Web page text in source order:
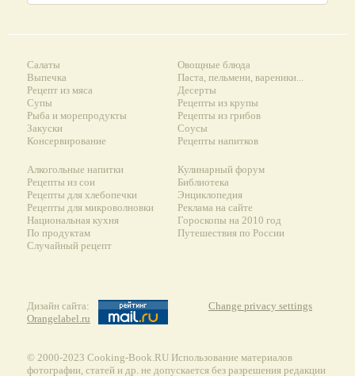
Салаты
Выпечка
Рецепт из мяса
Супы
Рыба и морепродукты
Закуски
Консервирование
Овощные блюда
Паста, пельмени, вареники...
Десерты
Рецепты из крупы
Рецепты из грибов
Соусы
Рецепты напитков
Алкогольные напитки
Рецепты из сои
Рецепты для хлебопечки
Рецепты для микроволновки
Национальная кухня
По продуктам
Случайный рецепт
Кулинарный форум
Библиотека
Энциклопедия
Реклама на сайте
Гороскопы на 2010 год
Путешествия по России
Дизайн сайта:
Orangelabel.ru
Change privacy settings
© 2000-2023 Сooking-Book.RU Использование материалов
фотографии, статей и др. не допускается без разрешения редакции